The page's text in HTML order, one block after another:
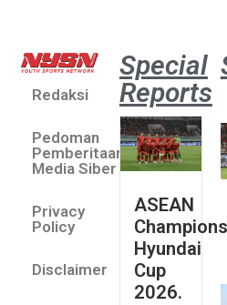
Redaksi
Pedoman
Pemberitaan
Media Siber
Privacy
Policy
Disclaimer
Special
Reports
ASEAN
Hyundai
Cup
2026.